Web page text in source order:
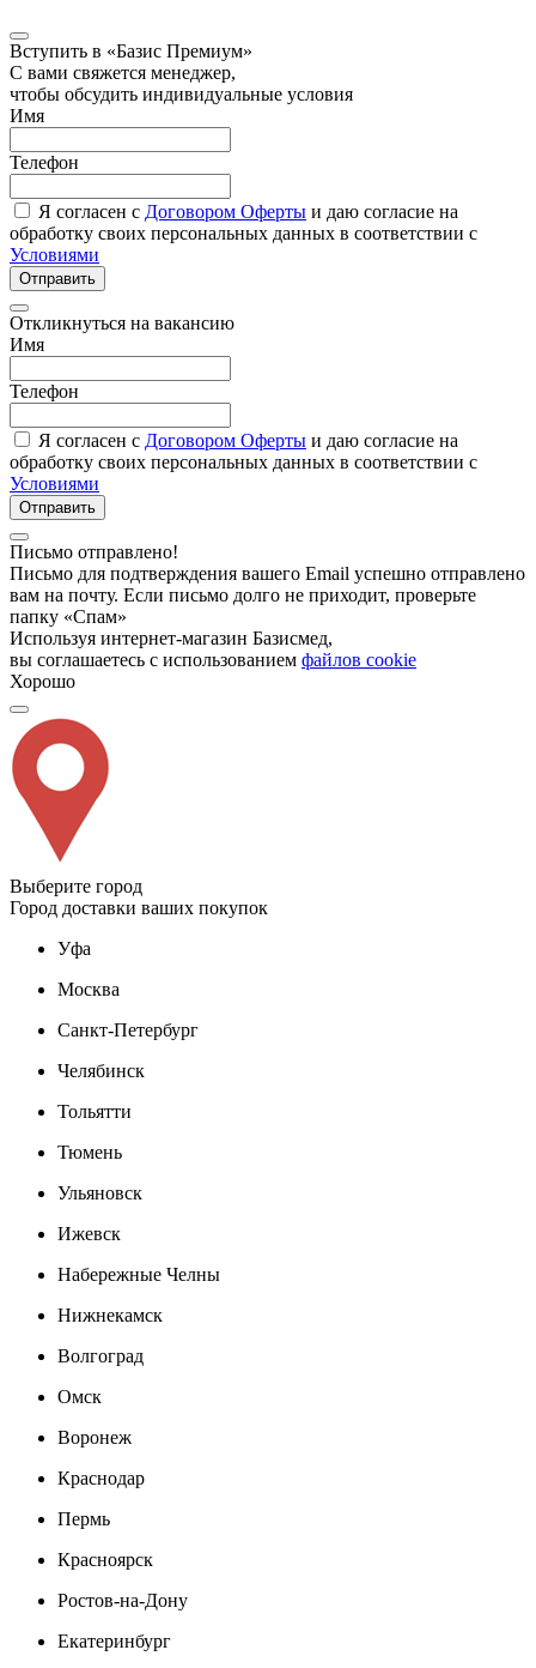
Вступить в «Базис Премиум»
С вами свяжется менеджер,
чтобы обсудить индивидуальные условия
Имя
Телефон
Я согласен с Договором Оферты и даю согласие на
обработку своих персональных данных в соответствии с
Условиями
Отправить
Откликнуться на вакансию
Имя
Телефон
Я согласен с Договором Оферты и даю согласие на
обработку своих персональных данных в соответствии с
Условиями
Отправить
Письмо отправлено!
Письмо для подтверждения вашего Email успешно отправлено
вам на почту. Если письмо долго не приходит, проверьте
папку «Спам»
Используя интернет-магазин Базисмед,
вы соглашаетесь с использованием файлов cookie
Хорошо
Выберите город
Город доставки ваших покупок
Уфа
Москва
Санкт-Петербург
Челябинск
Тольятти
Тюмень
Ульяновск
Ижевск
Набережные Челны
Нижнекамск
Волгоград
Омск
Воронеж
Краснодар
Пермь
Красноярск
Ростов-на-Дону
Екатеринбург